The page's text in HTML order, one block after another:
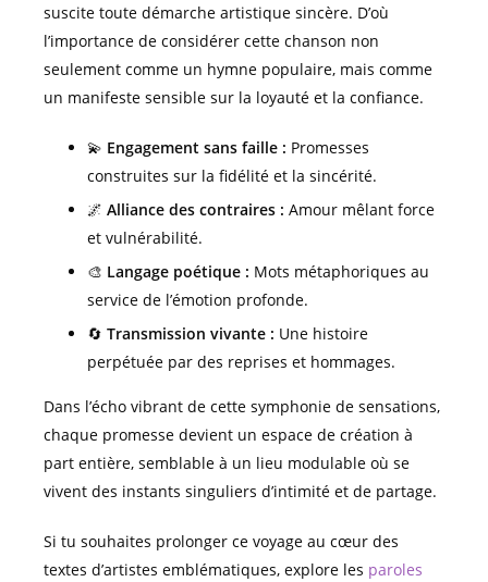
suscite toute démarche artistique sincère. D’où
l’importance de considérer cette chanson non
seulement comme un hymne populaire, mais comme
un manifeste sensible sur la loyauté et la confiance.
💫 Engagement sans faille : Promesses
construites sur la fidélité et la sincérité.
🌌 Alliance des contraires : Amour mêlant force
et vulnérabilité.
🎨 Langage poétique : Mots métaphoriques au
service de l’émotion profonde.
🔄 Transmission vivante : Une histoire
perpétuée par des reprises et hommages.
Dans l’écho vibrant de cette symphonie de sensations,
chaque promesse devient un espace de création à
part entière, semblable à un lieu modulable où se
vivent des instants singuliers d’intimité et de partage.
Si tu souhaites prolonger ce voyage au cœur des
textes d’artistes emblématiques, explore les paroles